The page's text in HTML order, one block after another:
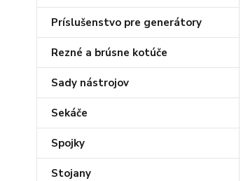
Príslušenstvo pre generátory
Rezné a brúsne kotúče
Sady nástrojov
Sekáče
Spojky
Stojany